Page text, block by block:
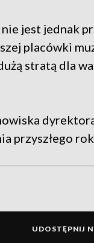
jest jednak
placówki
stratą dla
przyszłego
UDOSTĘPNIJ